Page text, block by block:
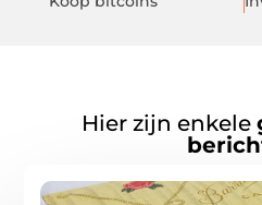
Hier zijn enkele